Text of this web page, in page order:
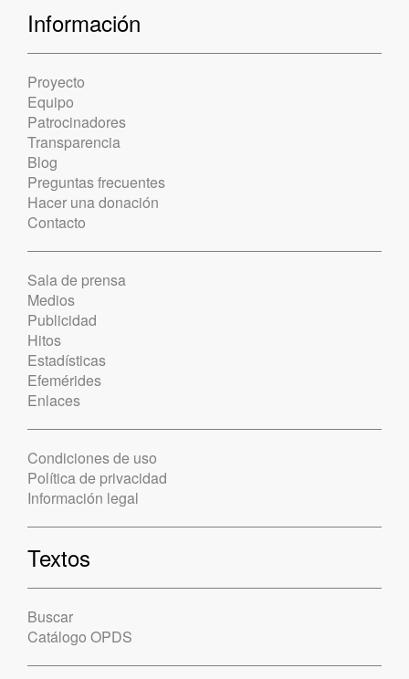
Información
Proyecto
Equipo
Patrocinadores
Transparencia
Blog
Preguntas frecuentes
Hacer una donación
Contacto
Sala de prensa
Medios
Publicidad
Hitos
Estadísticas
Efemérides
Enlaces
Condiciones de uso
Política de privacidad
Información legal
Textos
Buscar
Catálogo OPDS